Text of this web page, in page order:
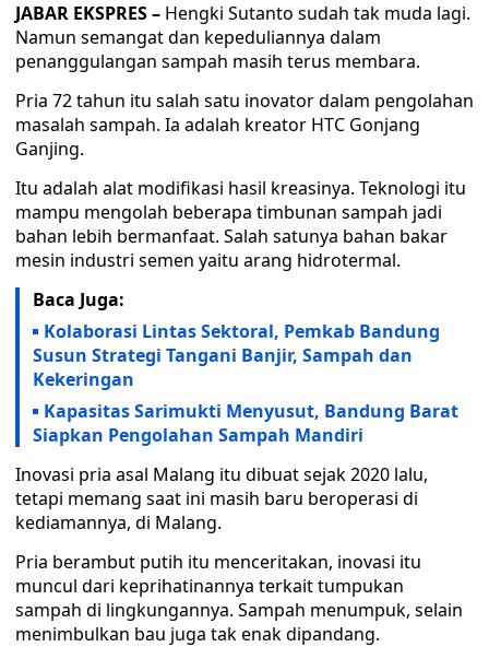
JABAR EKSPRES – Hengki Sutanto sudah tak muda lagi.
Namun semangat dan kepeduliannya dalam
penanggulangan sampah masih terus membara.
Pria 72 tahun itu salah satu inovator dalam pengolahan
masalah sampah. Ia adalah kreator HTC Gonjang
Ganjing.
Itu adalah alat modifikasi hasil kreasinya. Teknologi itu
mampu mengolah beberapa timbunan sampah jadi
bahan lebih bermanfaat. Salah satunya bahan bakar
mesin industri semen yaitu arang hidrotermal.
Baca Juga:
Kolaborasi Lintas Sektoral, Pemkab Bandung
Susun Strategi Tangani Banjir, Sampah dan
Kekeringan
Kapasitas Sarimukti Menyusut, Bandung Barat
Siapkan Pengolahan Sampah Mandiri
Inovasi pria asal Malang itu dibuat sejak 2020 lalu,
tetapi memang saat ini masih baru beroperasi di
kediamannya, di Malang.
Pria berambut putih itu menceritakan, inovasi itu
muncul dari keprihatinannya terkait tumpukan
sampah di lingkungannya. Sampah menumpuk, selain
menimbulkan bau juga tak enak dipandang.